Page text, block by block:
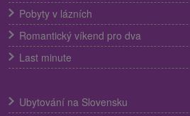
Pobyty v lázních
Romantický víkend pro dva
Last minute
Ubytování na Slovensku